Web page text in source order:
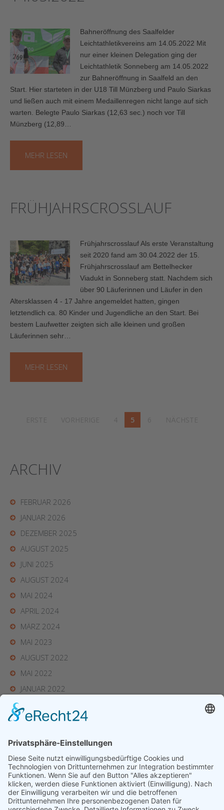
Bahneröffnung des Saalfelder
Leichtathletikvereins am 14.05.2022 Mit
nur einer kleinen Delegation ging der
Leichtathletik Sonneberg am 14.05.2022
zur Bahneröffnung in Saalfeld an den
Start. Hier starteten in der U18 Till Münzberg und Paulo Siarkas
und ließen auch mit einem Medaillenregen nicht lange auf sich
warten. Belegte Paulo Siarkas (12,63 sec.) noch vor Till
Münzberg (12,89…
MEHR LESEN
FRÜHJAHRSCROSSLAUF
Frühjahrscrosslauf Als erste Veranstaltung
seit 2020 fand am 30.04.2022 der 15.
Frühjahrscrosslauf am Bettelhecker
Viadukt in Sonneberg statt. Nachdem sich
über 90 Läuferinnen und Läufer in den
Altersklassen 4 - 17 Jahre angemeldet hatten, gingen
letztendlich ca. 80 Kinder und Jugendliche an den Start. Bei
bestem Laufwetter zeigten sich alle kleinen und großen
Läuferinnen sehr…
MEHR LESEN
5
ARCHIV
FEBRUAR 2026
JANUAR 2026
DEZEMBER 2025
AUGUST 2025
JUNI 2025
AUGUST 2024
MAI 2024
APRIL 2024
MÄRZ 2024
MAI 2023
AUGUST 2022
MAI 2022
JANUAR 2022